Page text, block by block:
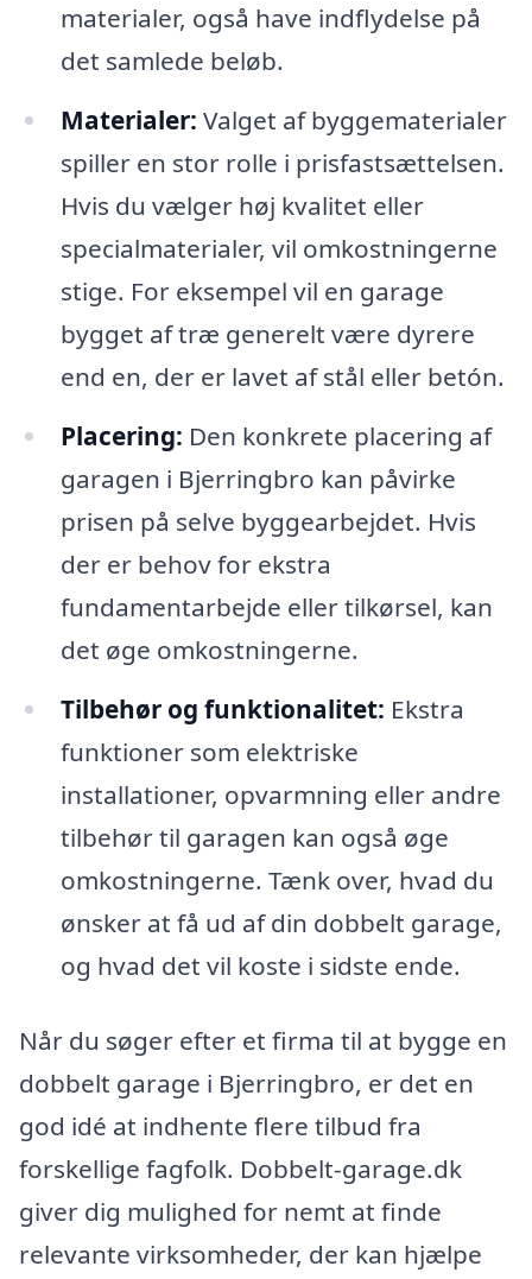
materialer, også have indflydelse på
det samlede beløb.
Materialer: Valget af byggematerialer
spiller en stor rolle i prisfastsættelsen.
Hvis du vælger høj kvalitet eller
specialmaterialer, vil omkostningerne
stige. For eksempel vil en garage
bygget af træ generelt være dyrere
end en, der er lavet af stål eller betón.
Placering: Den konkrete placering af
garagen i Bjerringbro kan påvirke
prisen på selve byggearbejdet. Hvis
der er behov for ekstra
fundamentarbejde eller tilkørsel, kan
det øge omkostningerne.
Tilbehør og funktionalitet: Ekstra
funktioner som elektriske
installationer, opvarmning eller andre
tilbehør til garagen kan også øge
omkostningerne. Tænk over, hvad du
ønsker at få ud af din dobbelt garage,
og hvad det vil koste i sidste ende.
Når du søger efter et firma til at bygge en
dobbelt garage i Bjerringbro, er det en
god idé at indhente flere tilbud fra
forskellige fagfolk. Dobbelt-garage.dk
giver dig mulighed for nemt at finde
relevante virksomheder, der kan hjælpe